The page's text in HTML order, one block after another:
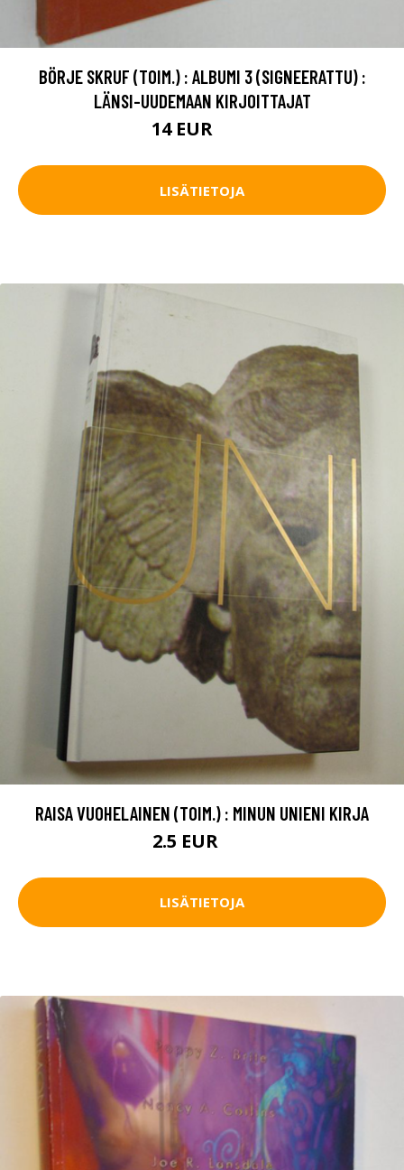
BÖRJE SKRUF (TOIM.) : ALBUMI 3 (SIGNEERATTU) :
LÄNSI-UUDEMAAN KIRJOITTAJAT
14 EUR
LISÄTIETOJA
RAISA VUOHELAINEN (TOIM.) : MINUN UNIENI KIRJA
2.5 EUR
LISÄTIETOJA